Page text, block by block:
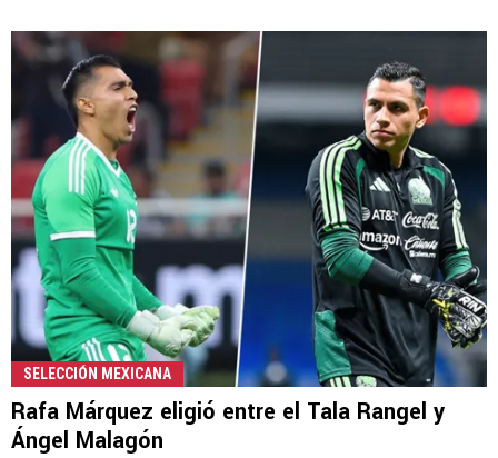
SELECCIÓN MEXICANA
Rafa Márquez eligió entre el Tala Rangel y
Ángel Malagón